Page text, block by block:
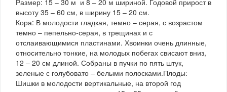
высоту 35 – 60 см, в ширину 15 – 20 см.
Кора: В молодости гладкая, темно – серая, с возрастом
темно – пепельно-серая, в трещинах и с
отслаивающимися пластинами. Хвоинки очень длинные,
относительно тонкие, на молодых побегах свисают вниз,
12 – 20 см длиной. Собраны в пучки по пять штук,
зеленые с голубовато – белыми полосками.Плоды:
Шишки в молодости вертикальные, на второй год